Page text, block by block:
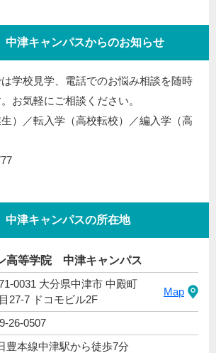
津キャンパスからのお知らせ
学校見学、電話でのお悩み相談を随時
お気軽にご相談ください。
）／転入学（高校転校）／編入学（高
津キャンパスの所在地
高等学院 中津キャンパス
0031 大分県中津市 中殿町
27-7 ドコモビル2F
Map
26-0507
豊本線中津駅から徒歩7分